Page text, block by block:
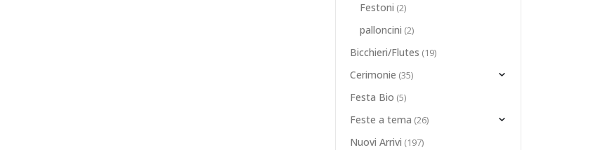
Festoni (2)
palloncini (2)
Bicchieri/Flutes (19)
Cerimonie (35)
Festa Bio (5)
Feste a tema (26)
Nuovi Arrivi (197)